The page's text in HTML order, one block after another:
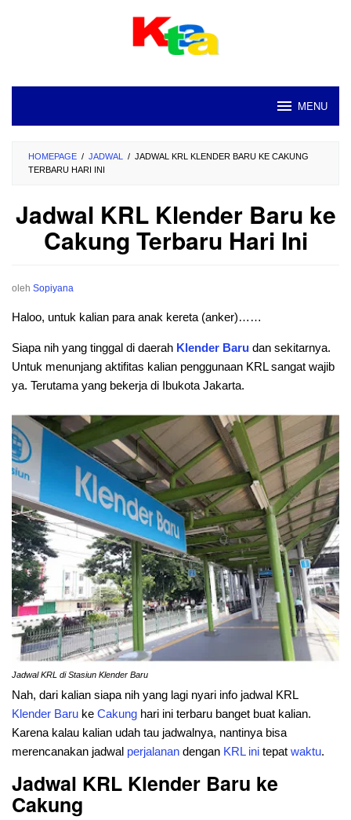
MENU
HOMEPAGE / JADWAL / JADWAL KRL KLENDER BARU KE CAKUNG
TERBARU HARI INI
Jadwal KRL Klender Baru ke
Cakung Terbaru Hari Ini
oleh Sopiyana
Haloo, untuk kalian para anak kereta (anker)……
Siapa nih yang tinggal di daerah Klender Baru dan sekitarnya.
Untuk menunjang aktifitas kalian penggunaan KRL sangat wajib
ya. Terutama yang bekerja di Ibukota Jakarta.
Jadwal KRL di Stasiun Klender Baru
Nah, dari kalian siapa nih yang lagi nyari info jadwal KRL
Klender Baru ke Cakung hari ini terbaru banget buat kalian.
Karena kalau kalian udah tau jadwalnya, nantinya bisa
merencanakan jadwal perjalanan dengan KRL ini tepat waktu.
Jadwal KRL Klender Baru ke
Cakung